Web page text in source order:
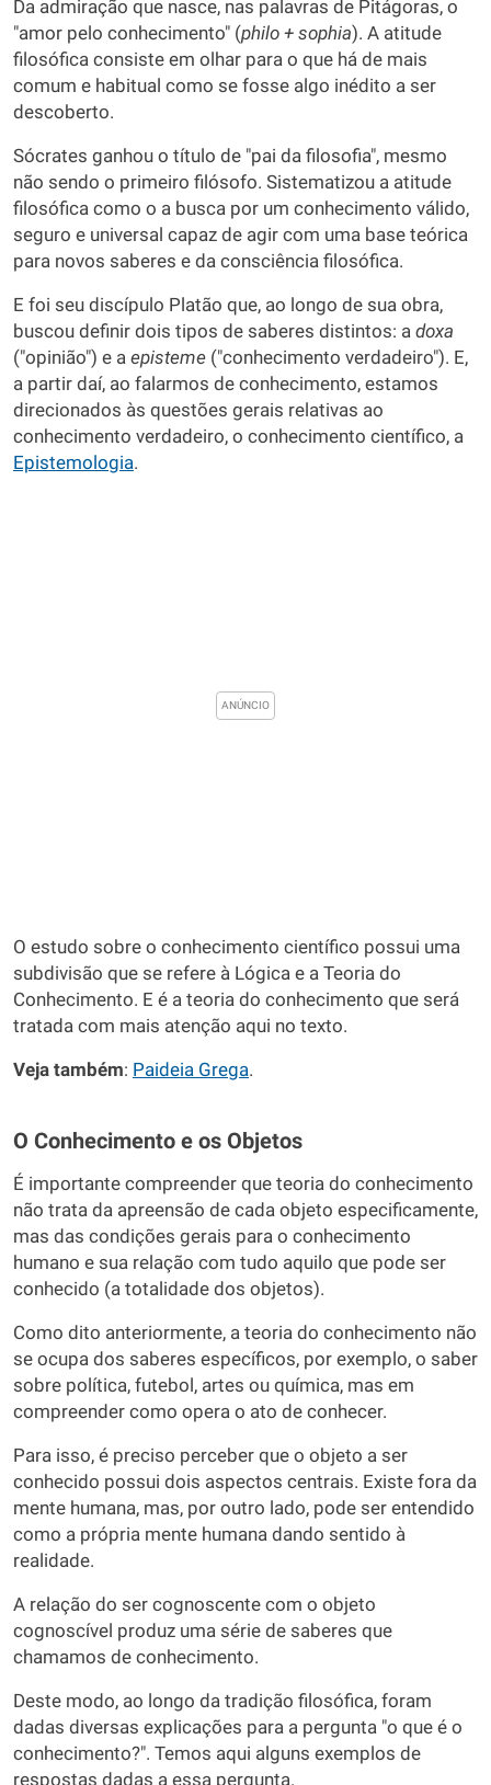
Da admiração que nasce, nas palavras de Pitágoras, o
"amor pelo conhecimento" (philo + sophia). A atitude
filosófica consiste em olhar para o que há de mais
comum e habitual como se fosse algo inédito a ser
descoberto.
Sócrates ganhou o título de "pai da filosofia", mesmo
não sendo o primeiro filósofo. Sistematizou a atitude
filosófica como o a busca por um conhecimento válido,
seguro e universal capaz de agir com uma base teórica
para novos saberes e da consciência filosófica.
E foi seu discípulo Platão que, ao longo de sua obra,
buscou definir dois tipos de saberes distintos: a doxa
("opinião") e a episteme ("conhecimento verdadeiro"). E,
a partir daí, ao falarmos de conhecimento, estamos
direcionados às questões gerais relativas ao
conhecimento verdadeiro, o conhecimento científico, a
Epistemologia.
O estudo sobre o conhecimento científico possui uma
subdivisão que se refere à Lógica e a Teoria do
Conhecimento. E é a teoria do conhecimento que será
tratada com mais atenção aqui no texto.
Veja também: Paideia Grega.
O Conhecimento e os Objetos
É importante compreender que teoria do conhecimento
não trata da apreensão de cada objeto especificamente,
mas das condições gerais para o conhecimento
humano e sua relação com tudo aquilo que pode ser
conhecido (a totalidade dos objetos).
Como dito anteriormente, a teoria do conhecimento não
se ocupa dos saberes específicos, por exemplo, o saber
sobre política, futebol, artes ou química, mas em
compreender como opera o ato de conhecer.
Para isso, é preciso perceber que o objeto a ser
conhecido possui dois aspectos centrais. Existe fora da
mente humana, mas, por outro lado, pode ser entendido
como a própria mente humana dando sentido à
realidade.
A relação do ser cognoscente com o objeto
cognoscível produz uma série de saberes que
chamamos de conhecimento.
Deste modo, ao longo da tradição filosófica, foram
dadas diversas explicações para a pergunta "o que é o
conhecimento?". Temos aqui alguns exemplos de
respostas dadas a essa pergunta.